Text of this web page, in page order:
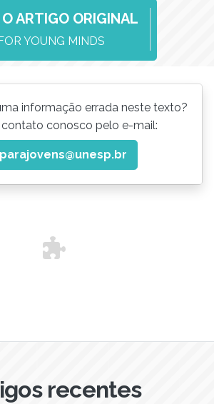
ARTIGO ORIGINAL
YOUNG MINDS
informação errada neste texto?
contato conosco pelo e-mail:
parajovens@unesp.br
recentes